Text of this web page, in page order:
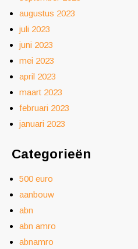
augustus 2023
juli 2023
juni 2023
mei 2023
april 2023
maart 2023
februari 2023
januari 2023
Categorieën
500 euro
aanbouw
abn
abn amro
abnamro